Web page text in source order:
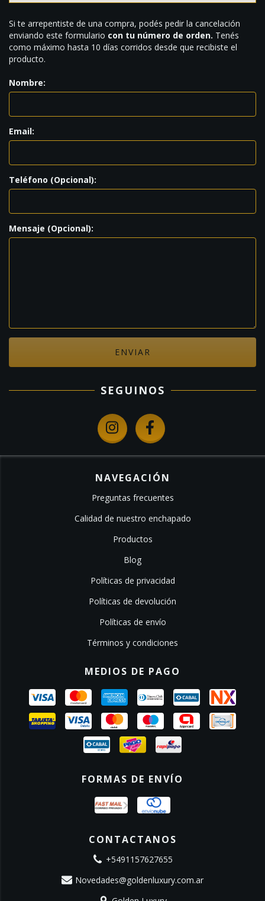
Si te arrepentiste de una compra, podés pedir la cancelación
enviando este formulario con tu número de orden. Tenés
como máximo hasta 10 días corridos desde que recibiste el
producto.
Nombre:
Email:
Teléfono (Opcional):
Mensaje (Opcional):
SEGUINOS
NAVEGACIÓN
Preguntas frecuentes
Calidad de nuestro enchapado
Productos
Blog
Políticas de privacidad
Políticas de devolución
Políticas de envío
Términos y condiciones
MEDIOS DE PAGO
FORMAS DE ENVÍO
CONTACTANOS
+5491157627655
Novedades@goldenluxury.com.ar